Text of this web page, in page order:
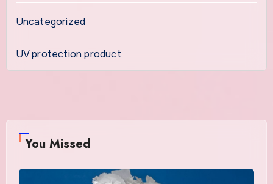
Uncategorized
UV protection product
You Missed